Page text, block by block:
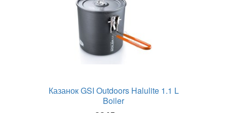
Казанок GSI Outdoors Halulite 1.1 L
Boiler